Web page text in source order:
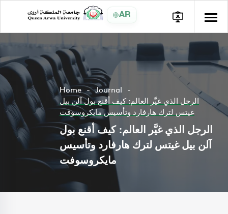
AR
Home
Journal
الرجل الذي غيَّر العالم: كيف أقنع بول آلن بيل
غيتس لترك هارفارد وتأسيس مايكروسوفت
الرجل الذي غيَّر العالم: كيف أقنع بول
آلن بيل غيتس لترك هارفارد وتأسيس
مايكروسوفت